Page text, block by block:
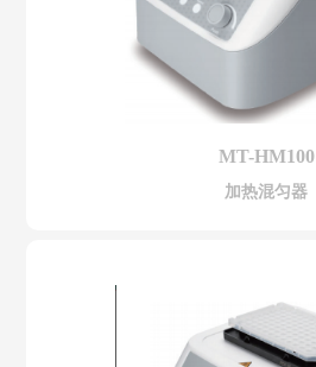
MT-HM100
加热混匀器